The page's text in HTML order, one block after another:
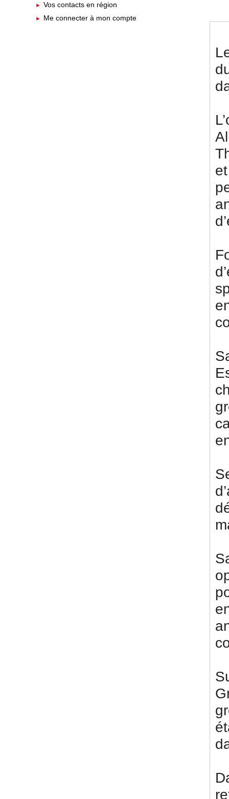
Vos contacts en région
Me connecter à mon compte